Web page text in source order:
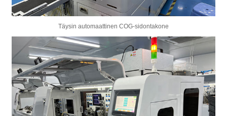
Täysin automaattinen COG-sidontakone